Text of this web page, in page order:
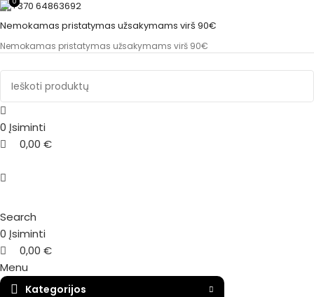
+370 64863692
Nemokamas pristatymas užsakymams virš 90€
Nemokamas pristatymas užsakymams virš 90€
0 Įsiminti
0,00 €
Search
0 Įsiminti
0,00 €
Menu
Kategorijos